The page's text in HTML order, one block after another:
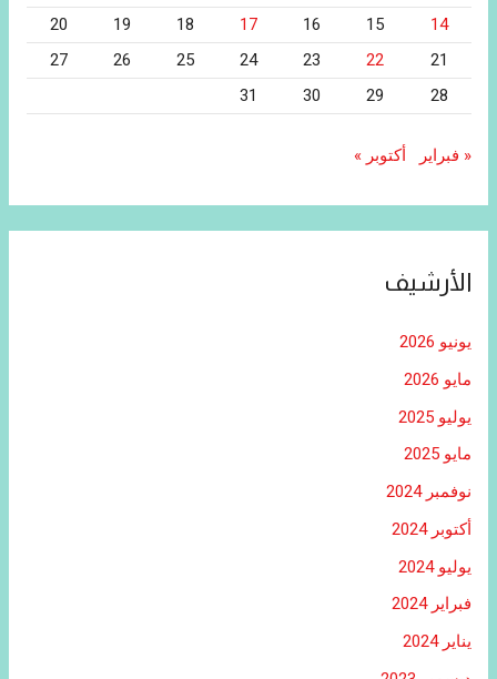
14
15
16
17
18
19
20
21
22
23
24
25
26
27
28
29
30
31
« فبراير أكتوبر »
الأرشيف
يونيو 2026
مايو 2026
يوليو 2025
مايو 2025
نوفمبر 2024
أكتوبر 2024
يوليو 2024
فبراير 2024
يناير 2024